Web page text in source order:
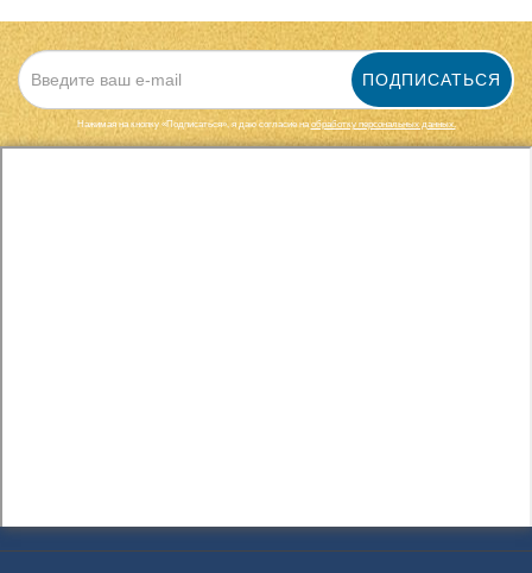
ПОДПИСАТЬСЯ
Нажимая на кнопку «Подписаться», я даю cогласие наобработку персональных данных.